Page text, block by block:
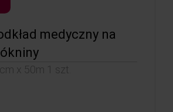
medyczny na
x 50m 1 szt.